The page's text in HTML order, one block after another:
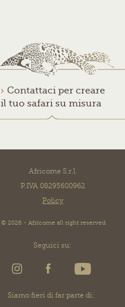
Contattaci per creare
il tuo safari su misura
Seguici su:
Africome S.r.l.
P.IVA 08295600962
Policy
© 2026 - Africome all right reserved
Siamo fieri di far parte di: